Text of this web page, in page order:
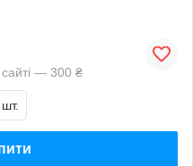
— 300 ₴
шт.